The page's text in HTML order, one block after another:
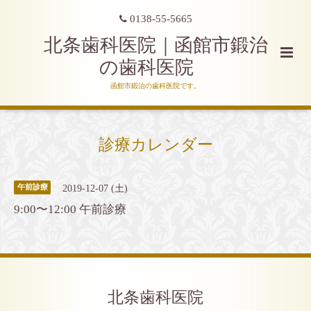
0138-55-5665
北条歯科医院｜函館市鍛治
の歯科医院
函館市鍛治の歯科医院です。
診療カレンダー
午前診療 2019-12-07 (土)
9:00〜12:00 午前診療
北条歯科医院